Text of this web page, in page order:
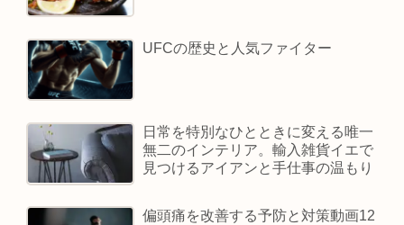
UFCの歴史と人気ファイター
日常を特別なひとときに変える唯一
無二のインテリア。輸入雑貨イエで
見つけるアイアンと手仕事の温もり
偏頭痛を改善する予防と対策動画12